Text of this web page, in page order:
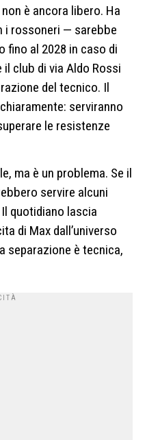
è ancora libero. Ha
i rossoneri — sarebbe
al 2028 in caso di
club di via Aldo Rossi
del tecnico. Il
serviranno
le resistenze
ma è un problema. Se il
servire alcuni
quotidiano lascia
di Max dall’universo
separazione è tecnica,